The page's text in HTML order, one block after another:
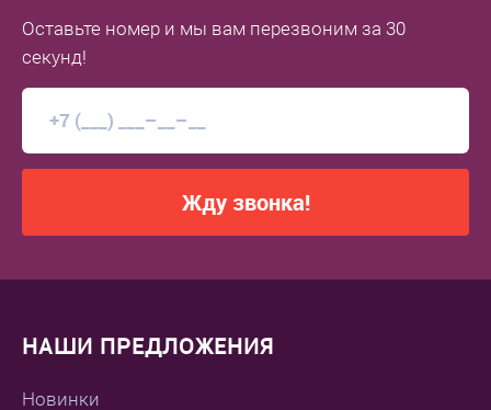
Оставьте номер и мы вам перезвоним за 30
секунд!
Жду звонка!
НАШИ ПРЕДЛОЖЕНИЯ
Новинки